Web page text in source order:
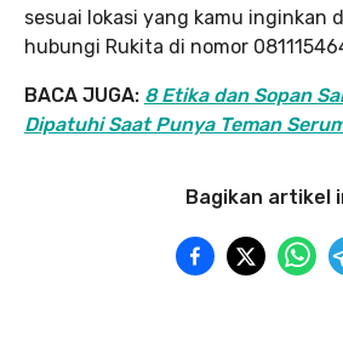
sesuai lokasi yang kamu inginkan
hubungi Rukita di nomor
BACA JUGA: 8 Etika dan Sopan
Dipatuhi Saat Punya Teman
Bagikan artikel